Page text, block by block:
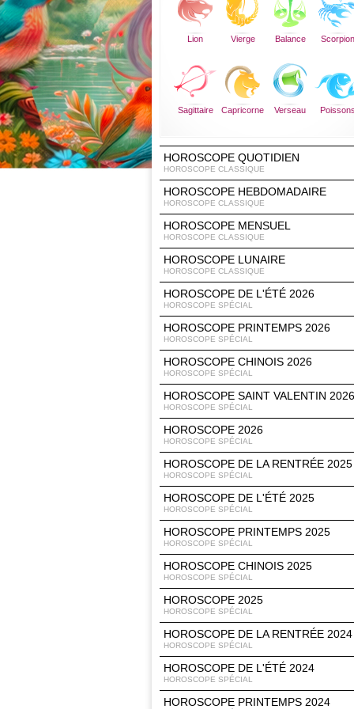
Lion Vierge Balance Scorpion
Sagittaire Capricorne Verseau
HOROSCOPE QUOTIDIEN
HOROSCOPE CLASSIQUE
HOROSCOPE HEBDOMADAIRE
HOROSCOPE CLASSIQUE
HOROSCOPE MENSUEL
HOROSCOPE CLASSIQUE
HOROSCOPE LUNAIRE
HOROSCOPE CLASSIQUE
HOROSCOPE DE L'ÉTÉ 2026
HOROSCOPE SPÉCIAL
HOROSCOPE PRINTEMPS 2026
HOROSCOPE SPÉCIAL
HOROSCOPE CHINOIS 2026
HOROSCOPE SPÉCIAL
HOROSCOPE SAINT VALENTIN 2026
HOROSCOPE SPÉCIAL
HOROSCOPE 2026
HOROSCOPE SPÉCIAL
HOROSCOPE DE LA RENTRÉE 2025
HOROSCOPE SPÉCIAL
HOROSCOPE DE L'ÉTÉ 2025
HOROSCOPE SPÉCIAL
HOROSCOPE PRINTEMPS 2025
HOROSCOPE SPÉCIAL
HOROSCOPE CHINOIS 2025
HOROSCOPE SPÉCIAL
HOROSCOPE 2025
HOROSCOPE SPÉCIAL
HOROSCOPE DE LA RENTRÉE 2024
HOROSCOPE SPÉCIAL
HOROSCOPE DE L'ÉTÉ 2024
HOROSCOPE SPÉCIAL
HOROSCOPE PRINTEMPS 2024